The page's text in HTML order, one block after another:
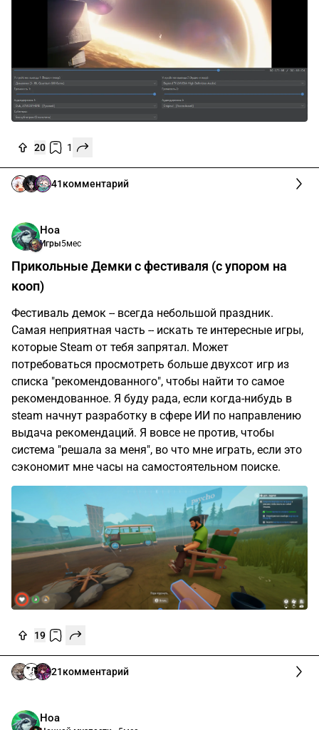
20 1
41комментарий
Ноа
Игры5мес
Прикольные Демки с фестиваля (с упором на
кооп)
Фестиваль демок -- всегда небольшой праздник.
Самая неприятная часть -- искать те интересные игры,
которые Steam от тебя запрятал. Может
потребоваться просмотреть больше двухсот игр из
списка "рекомендованного", чтобы найти то самое
рекомендованное. Я буду рада, если когда-нибудь в
steam начнут разработку в сфере ИИ по направлению
выдача рекомендаций. Я вовсе не против, чтобы
система "решала за меня", во что мне играть, если это
сэкономит мне часы на самостоятельном поиске.
19
21комментарий
Ноа